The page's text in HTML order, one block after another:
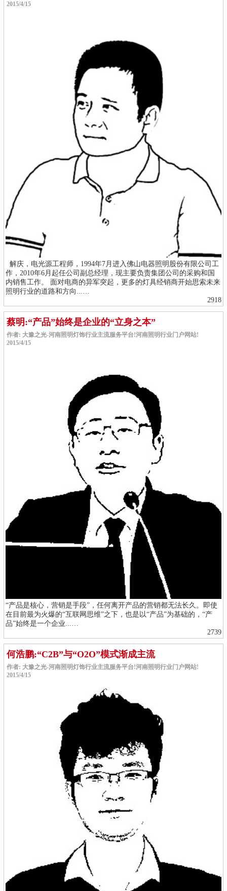
2015/4/15
解庆，电光源工程师，1994年7月进入佛山电器照明股份有限公司工
作，2010年6月起任公司副总经理，现主要负责集团公司的采购和国
内销售工作。 面对电商的异军突起，更多的灯具经销商开始思索未来
照明行业的道路和方向...…
2918
蔡明:“产品”始终是企业的“立身之本”
作者: 大豫之光-河南照明灯饰行业主流服务平台!河南照明行业门户网站!
2015/4/15
“产品是核心，营销是手段”，任何离开产品的营销都无法长久。即使
在目前最为火爆的“互联网思维”之下，也是以“产品”为基础的，“产
品”始终是一个企业...…
2739
何浩鹏:“C2B”与“O2O”模式渐成主流
作者: 大豫之光-河南照明灯饰行业主流服务平台!河南照明行业门户网站!
2015/4/15